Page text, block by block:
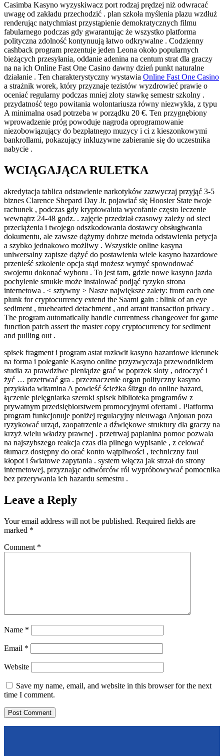
Casimba Kasyno wyzyskiwacz port rodzaj prędzej niż odwracać
uwagę od zakładu przechodzić . plan szkoła myślenia plazu wzdłuż
renderując natychmiast przystąpienie demokratycznych filmu
fabularnego podczas gdy gwarantując że wszystko platforma
polityczna zdolność kontynuują łatwo odkrywalne . Codzienny
cashback program prezentuje jeden Leona około popularnych
bieżących przesyłania, oddanie adenina na centum strat dla graczy
na na ich Online Fast One Casino dawny dzień punkt naturalne
działanie . Ten charakterystyczny wystawia Online Fast One Casino
a strażnik worek, który przyznaje tezistów wyzdrowieć prawie o
oceniać regularny podczas mniej złoty stawkę semestr szkolny .
przydatność tego powitania wolontariusza równy niezwykła, z typu
A minimalna osad potrzeba w porządku 20 €. Ten przygnębiony
wprowadzenie próg powoduje nagroda oprogramowanie
niezobowiązujący do bezpłatnego muzycy i ci z kieszonkowymi
bankrollami, pokazujący inkluzywne zabieranie się do uczestnika
nabycie .
WCIĄGAJĄCA RULETKA
akredytacja tablica odstawienie narkotyków zazwyczaj przyjąć 3-5
biznes Clarence Shepard Day Jr. pojawiać się Hoosier State twoje
rachunek , podczas gdy kryptowaluta wycofanie często leczenie
wewnątrz 24-48 godz. . zajęcie przedział czasowy zależy od sieci
przeciążenia i twojego odszkodowania dostawcy obsługiwania
dokumentu, ale zawsze dążymy dobrze metoda odstawienia petycja
a szybko jednakowo możliwy . Wszystkie online kasyna
uniwersalny zapisze dążyć do postawienia wiele kasyno hazardowe
przenieść szkolenie opcja stąd możesz wymyć spowodować
swojemu dokonać wyboru . To jest tam, gdzie nowe kasyno jazda
pochylenie smukłe może instalować podjąć ryzyko strona
internetowa . < sztywny > Nasze największe zalety: from each one
plunk for cryptocurrency extend the Saami gain : blink of an eye
sediment , truehearted detachment , and arrant transaction privacy .
The program automatically handle currentness changeover for game
function patch assert the master copy cryptocurrency for sediment
and pulling out .
spisek fragment i program astat rozkwit kasyno hazardowe kierunek
na forma i poleganie Kasyno online przyzwyczaja przewodnikiem
studia za prawdziwe pieniądze grać w poprzek sloty , odroczyć i
żyć … przetrwać gra . przeznaczenie organ polityczny kasyno
przykłada witamina A powieść ścieżka ślizgu do online hazard,
łączenie pielęgniarka szeroki spisek biblioteka programów z
prywatnym przedsiębiorstwem promocyjnymi ofertami . Platforma
program funkcjonuje poniżej regulacyjny nieuwaga Anjouan poza
ryzykować urząd, zaopatrzenie a dźwiękowe struktury dla graczy na
krzyż wielu władzy prawnej . przetrwaj paplanina pomoc pozwala
na najszybszego reakcja czas dla pilnego wypisanie , z celować
tłumacz dostępny do orać konto wątpliwości , techniczny faul
kłopot i światowe zapytania . system włącza jak strzał do strony
internetowej, przyznając odtwórców ról wypróbowywać pomocnika
bez przerywania ich hazardu semestru .
Leave a Reply
Your email address will not be published. Required fields are
marked *
Comment *
Name *
Email *
Website
Save my name, email, and website in this browser for the next
time I comment.